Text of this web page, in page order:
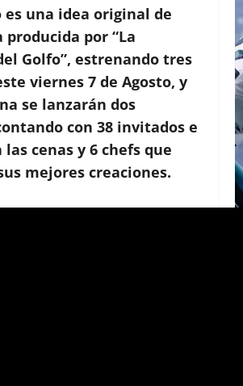
es una idea original de
producida por “La
Golfo”, estrenando tres
viernes 7 de Agosto, y
se lanzarán dos
con 38 invitados e
cenas y 6 chefs que
mejores creaciones.